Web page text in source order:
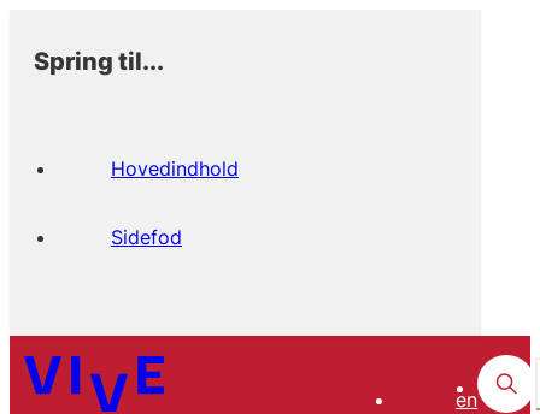
Spring til...
Hovedindhold
Sidefod
en